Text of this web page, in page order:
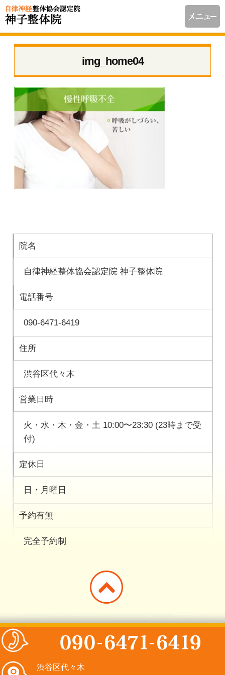
img_home04
院名
自律神経整体協会認定院 神子整体院
電話番号
090-6471-6419
住所
渋谷区代々木
営業日時
火・水・木・金・土 10:00〜23:30 (23時まで受
付)
定休日
日・月曜日
予約有無
完全予約制
渋谷区代々木